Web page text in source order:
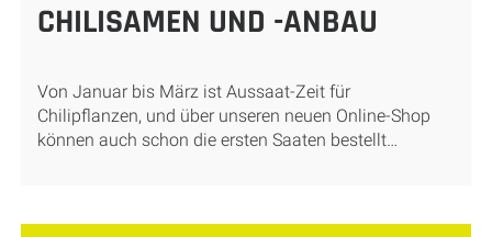
CHILISAMEN UND -ANBAU
Von Januar bis März ist Aussaat-Zeit für
Chilipflanzen, und über unseren neuen Online-Shop
können auch schon die ersten Saaten bestellt…